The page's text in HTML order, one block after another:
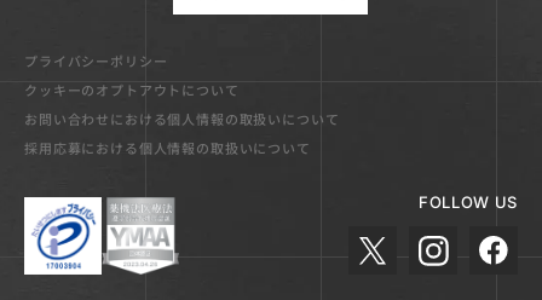
プライバシーポリシー
クッキーのオプトアウトについて
お問い合わせにおける個人情報の取扱いについて
採用応募における個人情報の取扱いについて
FOLLOW US